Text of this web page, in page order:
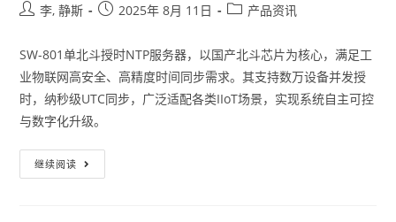
李, 静斯 2025年 8月 11日 产品资讯
SW-801单北斗授时NTP服务器，以国产北斗芯片为核心，满足工
业物联网高安全、高精度时间同步需求。其支持数万设备并发授
时，纳秒级UTC同步，广泛适配各类IIoT场景，实现系统自主可控
与数字化升级。
继续阅读